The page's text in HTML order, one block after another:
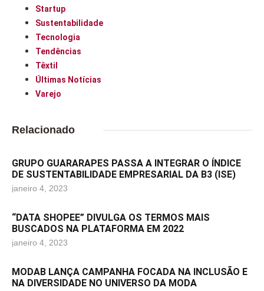
Startup
Sustentabilidade
Tecnologia
Tendências
Têxtil
Últimas Notícias
Varejo
Relacionado
GRUPO GUARARAPES PASSA A INTEGRAR O ÍNDICE
DE SUSTENTABILIDADE EMPRESARIAL DA B3 (ISE)
janeiro 4, 2023
“DATA SHOPEE” DIVULGA OS TERMOS MAIS
BUSCADOS NA PLATAFORMA EM 2022
janeiro 4, 2023
MODAB LANÇA CAMPANHA FOCADA NA INCLUSÃO E
NA DIVERSIDADE NO UNIVERSO DA MODA